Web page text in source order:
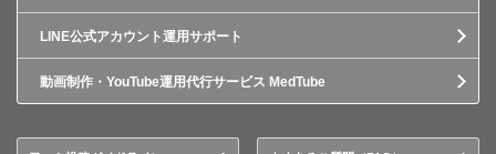
LINE公式アカウント運用サポート
動画制作・YouTube運用代行サービス MedTube